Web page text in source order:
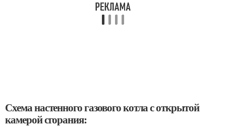
Схема настенного газового котла с открытой
камерой сгорания: